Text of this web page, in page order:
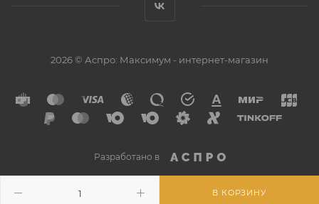
В КОРЗИНУ
2026 © Аспро: Максимум - интернет-магазин
Разработано в